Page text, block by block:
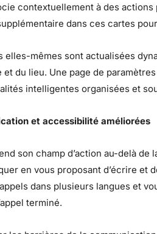
contextuellement à des
dans ces cartes
elles-mêmes sont actualisées
et du lieu. Une page de
intelligentes organisées et
et accessibilité améliorées
son champ d’action au-delà
en vous proposant d’écrire et
dans plusieurs langues et
terminé.